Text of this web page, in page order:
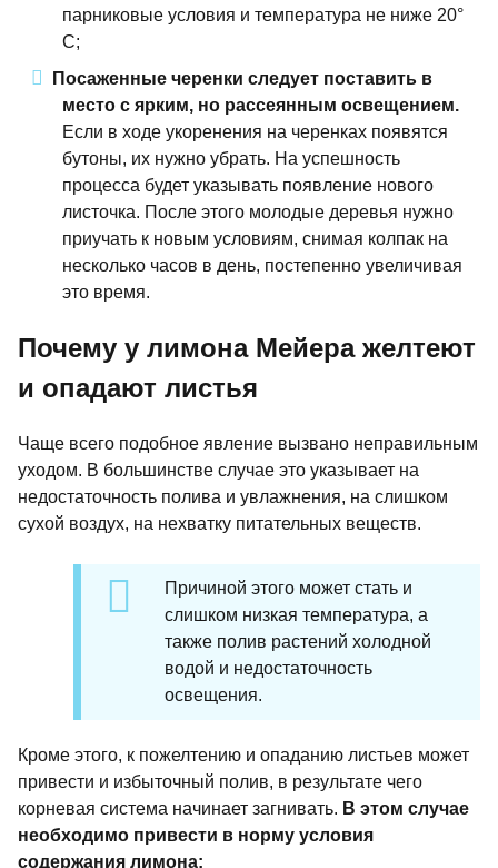
парниковые условия и температура не ниже 20°
С;
Посаженные черенки следует поставить в
место с ярким, но рассеянным освещением.
Если в ходе укоренения на черенках появятся
бутоны, их нужно убрать. На успешность
процесса будет указывать появление нового
листочка. После этого молодые деревья нужно
приучать к новым условиям, снимая колпак на
несколько часов в день, постепенно увеличивая
это время.
Почему у лимона Мейера желтеют
и опадают листья
Чаще всего подобное явление вызвано неправильным
уходом. В большинстве случае это указывает на
недостаточность полива и увлажнения, на слишком
сухой воздух, на нехватку питательных веществ.
Причиной этого может стать и
слишком низкая температура, а
также полив растений холодной
водой и недостаточность
освещения.
Кроме этого, к пожелтению и опаданию листьев может
привести и избыточный полив, в результате чего
корневая система начинает загнивать. В этом случае
необходимо привести в норму условия
содержания лимона: